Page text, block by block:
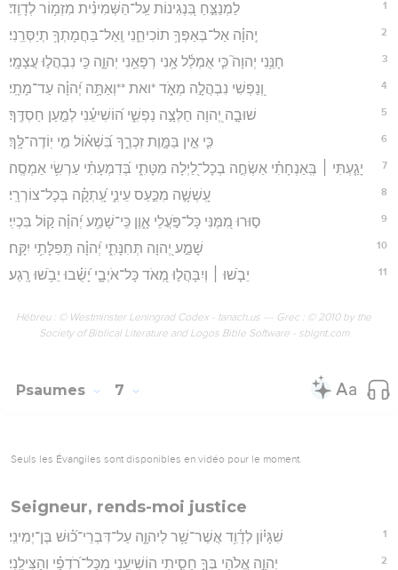
1 לַמְנַצֵּ֣חַ בִּ֭נְגִינוֹת עַֽל־הַשְּׁמִינִ֗ית מִזְמ֥וֹר לְדָוִֽד׃
2 יְֽהוָ֗ה אַל־בְּאַפְּךָ֥ תוֹכִיחֵ֑נִי וְֽאַל־בַּחֲמָתְךָ֥ תְיַסְּרֵֽנִי׃
3 חָנֵּ֥נִי יְהוָה֮ כִּ֤י אֻמְלַ֫ל אָ֥נִי רְפָאֵ֥נִי יְהוָ֑ה כִּ֖י נִבְהֲל֣וּ עֲצָמָֽי׃
4 וְ֭נַפְשִׁי נִבְהֲלָ֣ה מְאֹ֑ד *ואת **וְאַתָּ֥ה יְ֝הוָ֗ה עַד־מָתָֽי׃
5 שׁוּבָ֣ה יְ֭הוָה חַלְּצָ֣ה נַפְשִׁ֑י ה֝וֹשִׁיעֵ֗נִי לְמַ֣עַן חַסְדֶּֽךָ׃
6 כִּ֤י אֵ֣ין בַּמָּ֣וֶת זִכְרֶ֑ךָ בִּ֝שְׁא֗וֹל מִ֣י יֽוֹדֶה־לָּֽךְ׃
7 יָגַ֤עְתִּי ׀ בְּֽאַנְחָתִ֗י אַשְׂחֶ֣ה בְכָל־לַ֭יְלָה מִטָּתִ֑י בְּ֝דִמְעָתִ֗י עַרְשִׂ֥י אַמְסֶֽה׃
8 עָֽשְׁשָׁ֣ה מִכַּ֣עַס עֵינִ֑י עָֽ֝תְקָ֗ה בְּכָל־צוֹרְרָֽי׃
9 ס֣וּרוּ מִ֭מֶּנִּי כָּל־פֹּ֣עֲלֵי אָ֑וֶן כִּֽי־שָׁמַ֥ע יְ֝הוָ֗ה ק֣וֹל בִּכְיִֽי׃
10 שָׁמַ֣ע יְ֭הוָה תְּחִנָּתִ֑י יְ֝הוָ֗ה תְּֽפִלָּתִ֥י יִקָּֽח׃
11 יֵבֹ֤שׁוּ ׀ וְיִבָּהֲל֣וּ מְ֭אֹד כָּל־אֹיְבָ֑י יָ֝שֻׁ֗בוּ יֵבֹ֥שׁוּ רָֽגַע׃
Hébreu : © Westminster Leningrad Codex - tanach.us --- Grec : © 2010 by the
Society of Biblical Literature and Logos Bible Software - sblgnt.com
Psaumes 7
Seuls les Évangiles sont disponibles en vidéo pour le moment.
Seigneur, rends-moi justice
1 שִׁגָּי֗וֹן לְדָ֫וִ֥ד אֲשֶׁר־שָׁ֥ר לַיהוָ֑ה עַל־דִּבְרֵי־כ֝֗וּשׁ בֶּן־יְמִינִֽי׃
2 יְהוָ֣ה אֱ֭לֹהַי בְּךָ֣ חָסִ֑יתִי הוֹשִׁיעֵ֥נִי מִכָּל־רֹ֝דְפַ֗י וְהַצִּילֵֽנִי׃